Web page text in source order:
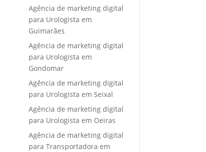
Agência de marketing digital
para Urologista em
Guimarães
Agência de marketing digital
para Urologista em
Gondomar
Agência de marketing digital
para Urologista em Seixal
Agência de marketing digital
para Urologista em Oeiras
Agência de marketing digital
para Transportadora em